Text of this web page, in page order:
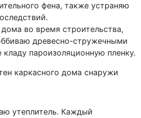
фена, также устраняю
во время строительства,
древесно-стружечными
пароизоляционную пленку.
утеплитель. Каждый